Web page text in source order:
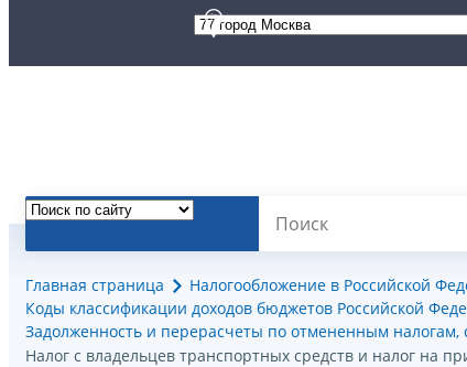
Главная страница
Налогообложение в Российской
Коды классификации доходов бюджетов Российской
Задолженность и перерасчеты по отмененным
Налог с владельцев транспортных средств и налог на